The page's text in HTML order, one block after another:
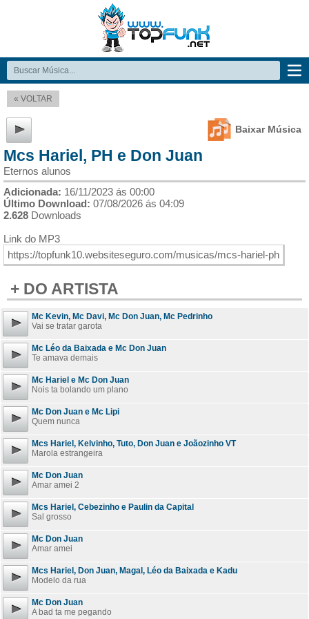
« VOLTAR
Baixar Música
Mcs Hariel, PH e Don Juan
Eternos alunos
Adicionada: 16/11/2023 ás 00:00
Último Download: 07/08/2026 ás 04:09
2.628 Downloads
Link do MP3
+ DO ARTISTA
Mc Kevin, Mc Davi, Mc Don Juan, Mc Pedrinho
Vai se tratar garota
Mc Léo da Baixada e Mc Don Juan
Te amava demais
Mc Hariel e Mc Don Juan
Nois ta bolando um plano
Mc Don Juan e Mc Lipi
Quem nunca
Mcs Hariel, Kelvinho, Tuto, Don Juan e Joãozinho VT
Marola estrangeira
Mc Don Juan
Amar amei 2
Mcs Hariel, Cebezinho e Paulin da Capital
Sal grosso
Mc Don Juan
Amar amei
Mcs Hariel, Don Juan, Magal, Léo da Baixada e Kadu
Modelo da rua
Mc Don Juan
A bad ta me pegando